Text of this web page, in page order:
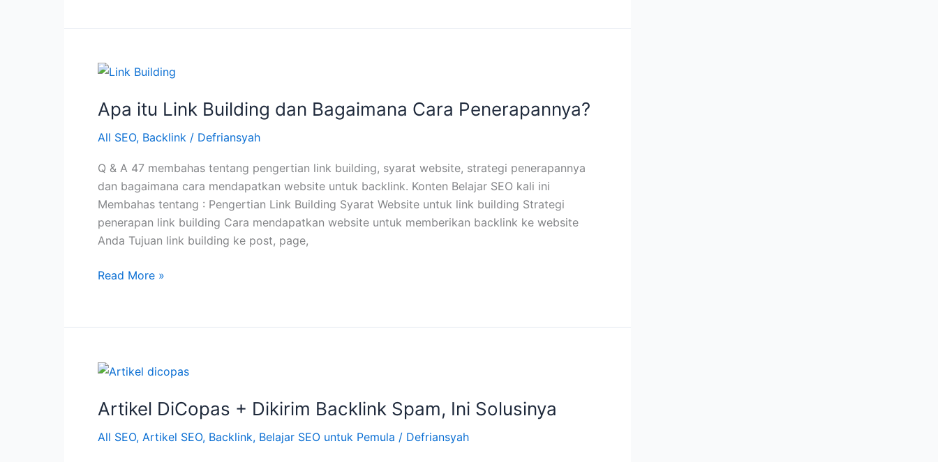
Tepat
Backlink?
Apa itu Link Building dan Bagaimana Cara Penerapannya?
All SEO, Backlink / Defriansyah
Q & A 47 membahas tentang pengertian link building, syarat website, strategi penerapannya
dan bagaimana cara mendapatkan website untuk backlink. Konten Belajar SEO kali ini
Membahas tentang : Pengertian Link Building Syarat Website untuk link building Strategi
penerapan link building Cara mendapatkan website untuk memberikan backlink ke website
Anda Tujuan link building ke post, page,
Apa
Building
Bagaimana
Penerapannya?
Read More »
Artikel DiCopas + Dikirim Backlink Spam, Ini Solusinya
All SEO, Artikel SEO, Backlink, Belajar SEO untuk Pemula / Defriansyah